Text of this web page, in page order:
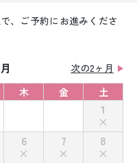
、ご予約にお進みくださ
次の2ヶ月
木 金 土
1
6 7
8